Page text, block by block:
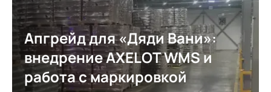
Апгрейд для «Дяди Вани»:
внедрение AXELOT WMS и
работа с маркировкой